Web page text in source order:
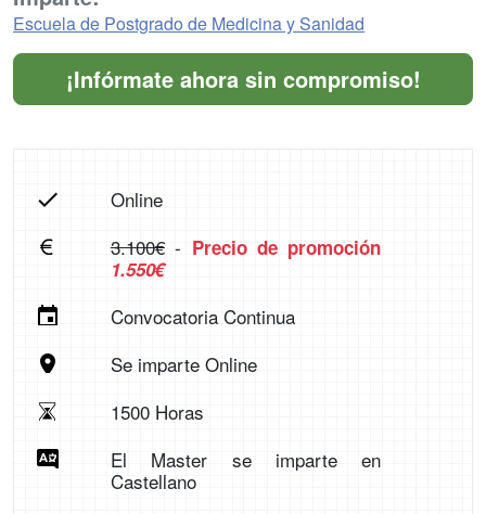
Escuela de Postgrado de Medicina y Sanidad
¡Infórmate ahora sin compromiso!
Online
3.100€- Precio de promoción
1.550€
Convocatoria Continua
Se imparte Online
1500 Horas
El Master se imparte en
Castellano